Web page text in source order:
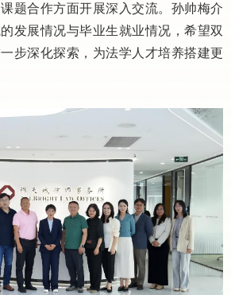
题合作方面开展深入交流。孙帅梅介
发展情况与毕业生就业情况，希望双
步深化探索，为法学人才培养搭建更